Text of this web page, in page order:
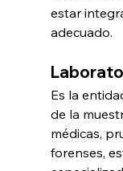
estar
adecuado.
Es la
de la
médicas,
forenses,